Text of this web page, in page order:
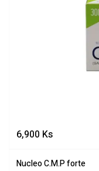
6,900 Ks
Nucleo C.M.P forte